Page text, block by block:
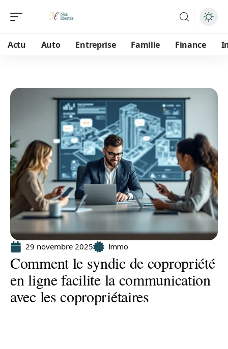
Actu Auto Entreprise Famille Finance
29 novembre 2025 Immo
Comment le syndic de copropriété
en ligne facilite la communication
avec les copropriétaires